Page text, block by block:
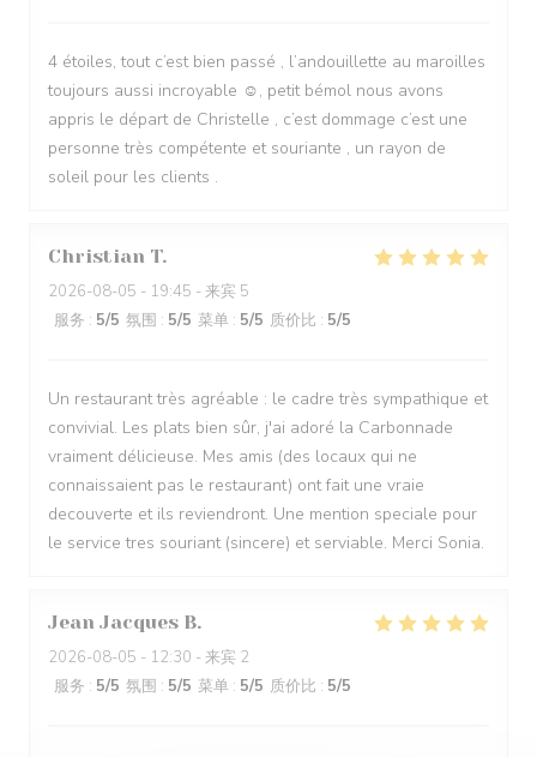
4 étoiles, tout c’est bien passé , l’andouillette au maroilles
toujours aussi incroyable ☺️, petit bémol nous avons
appris le départ de Christelle , c’est dommage c’est une
personne très compétente et souriante , un rayon de
soleil pour les clients .
Christian T
2026-08-05 - 19:45 - 来宾 5
服务 : 5/5 氛围 : 5/5 菜单 : 5/5 质价比 : 5/5
Un restaurant très agréable : le cadre très sympathique et
convivial. Les plats bien sûr, j'ai adoré la Carbonnade
vraiment délicieuse. Mes amis (des locaux qui ne
connaissaient pas le restaurant) ont fait une vraie
decouverte et ils reviendront. Une mention speciale pour
le service tres souriant (sincere) et serviable. Merci Sonia.
Jean Jacques B
2026-08-05 - 12:30 - 来宾 2
服务 : 5/5 氛围 : 5/5 菜单 : 5/5 质价比 : 5/5